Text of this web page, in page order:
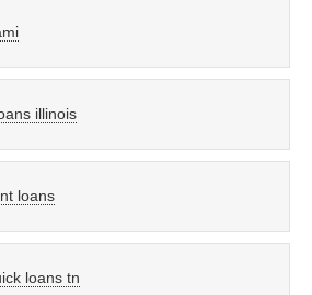
illinois
loans
loans tn